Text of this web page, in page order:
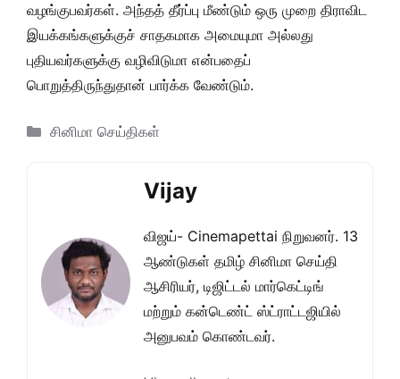
வழங்குபவர்கள். அந்தத் தீர்ப்பு மீண்டும் ஒரு முறை திராவிட
இயக்கங்களுக்குச் சாதகமாக அமையுமா அல்லது
புதியவர்களுக்கு வழிவிடுமா என்பதைப்
பொறுத்திருந்துதான் பார்க்க வேண்டும்.
Categories
சினிமா செய்திகள்
Vijay
விஜய்- Cinemapettai நிறுவனர். 13
ஆண்டுகள் தமிழ் சினிமா செய்தி
ஆசிரியர், டிஜிட்டல் மார்கெட்டிங்
மற்றும் கன்டெண்ட் ஸ்ட்ராட்டஜியில்
அனுபவம் கொண்டவர்.